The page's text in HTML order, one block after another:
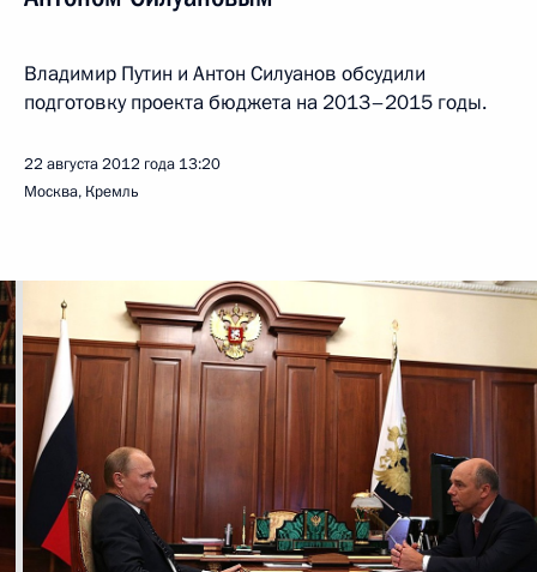
Владимир Путин и Антон Силуанов обсудили
подготовку проекта бюджета на 2013–2015 годы.
22 августа 2012 года 13:20
Москва, Кремль